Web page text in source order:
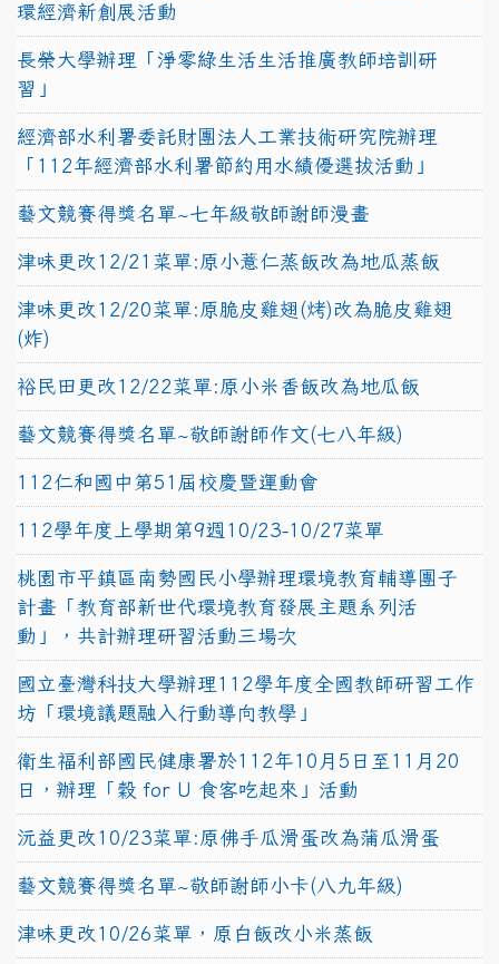
環經濟新創展活動
長榮大學辦理「淨零綠生活生活推廣教師培訓研
習」
經濟部水利署委託財團法人工業技術研究院辦理
「112年經濟部水利署節約用水績優選拔活動」
藝文競賽得獎名單~七年級敬師謝師漫畫
津味更改12/21菜單:原小薏仁蒸飯改為地瓜蒸飯
津味更改12/20菜單:原脆皮雞翅(烤)改為脆皮雞翅
(炸)
裕民田更改12/22菜單:原小米香飯改為地瓜飯
藝文競賽得獎名單~敬師謝師作文(七八年級)
112仁和國中第51屆校慶暨運動會
112學年度上學期第9週10/23-10/27菜單
桃園市平鎮區南勢國民小學辦理環境教育輔導團子
計畫「教育部新世代環境教育發展主題系列活
動」，共計辦理研習活動三場次
國立臺灣科技大學辦理112學年度全國教師研習工作
坊「環境議題融入行動導向教學」
衛生福利部國民健康署於112年10月5日至11月20
日，辦理「穀 for U 食客吃起來」活動
沅益更改10/23菜單:原佛手瓜滑蛋改為蒲瓜滑蛋
藝文競賽得獎名單~敬師謝師小卡(八九年級)
津味更改10/26菜單，原白飯改小米蒸飯